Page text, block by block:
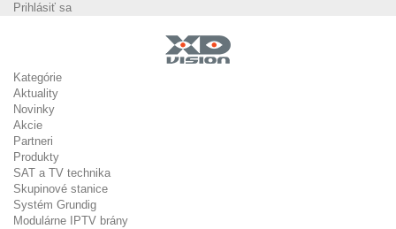
Prihlásiť sa
Kategórie
Aktuality
Novinky
Akcie
Partneri
Produkty
SAT a TV technika
Skupinové stanice
Systém Grundig
Modulárne IPTV brány